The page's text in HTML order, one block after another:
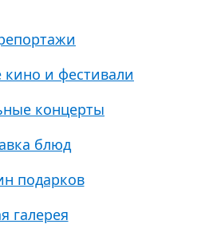
кино и фестивали
концерты
блюд
подарков
галерея